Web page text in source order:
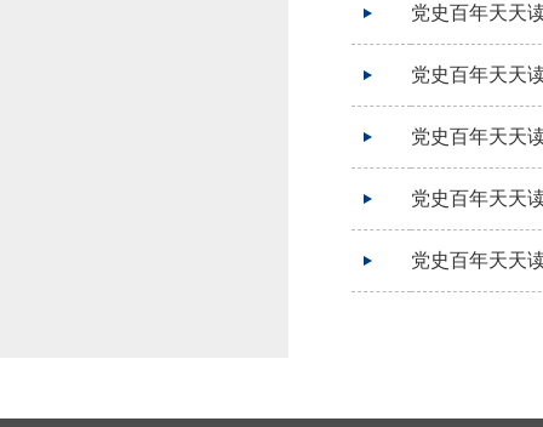
党史百年天天
党史百年天天
党史百年天天
党史百年天天
党史百年天天